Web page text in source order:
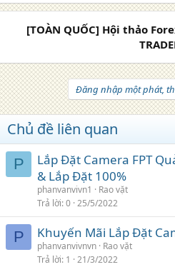
[TOÀN QUỐC] Hội thảo
Đăng nhập một phát,
Chủ đề liên quan
P
Lắp Đặt Camera FPT
& Lắp Đặt 100%
phanvanvivn1
Rao vặt
Trả lời 0 25/5/2022
P Khuyến Mãi Lắp Đặt
phanvanvivnvn Rao vặt
Trả lời 1 21/3/2022